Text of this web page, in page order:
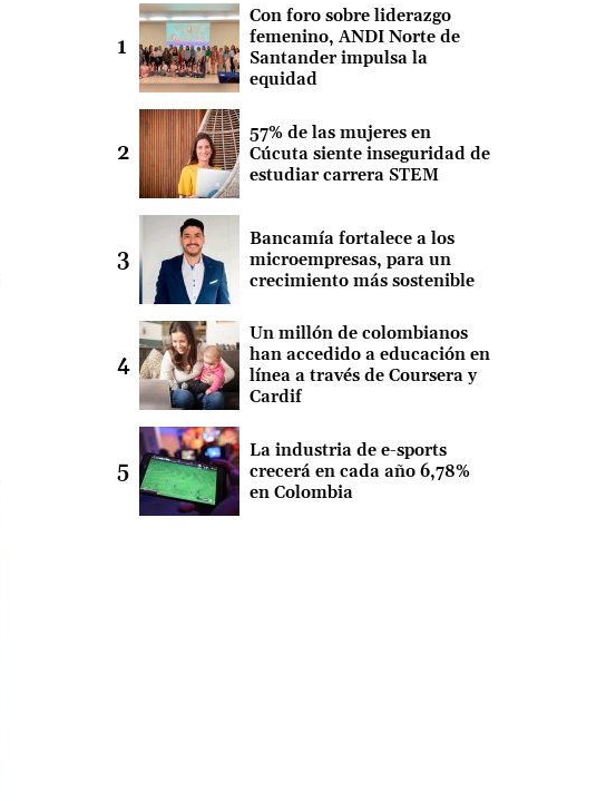
Con foro sobre liderazgo
femenino, ANDI Norte de
Santander impulsa la
equidad
57% de las mujeres en
Cúcuta siente inseguridad de
estudiar carrera STEM
Bancamía fortalece a los
microempresas, para un
crecimiento más sostenible
Un millón de colombianos
han accedido a educación en
línea a través de Coursera y
Cardif
La industria de e-sports
crecerá en cada año 6,78%
en Colombia